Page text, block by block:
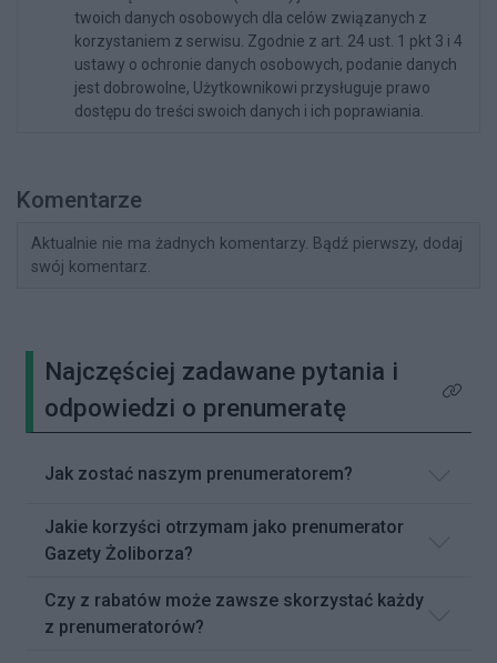
twoich danych osobowych dla celów związanych z
korzystaniem z serwisu. Zgodnie z art. 24 ust. 1 pkt 3 i 4
ustawy o ochronie danych osobowych, podanie danych
jest dobrowolne, Użytkownikowi przysługuje prawo
dostępu do treści swoich danych i ich poprawiania.
Komentarze
Aktualnie nie ma żadnych komentarzy. Bądź pierwszy, dodaj
swój komentarz.
Najczęściej zadawane pytania i
odpowiedzi o prenumeratę
Kliknij
Jak zostać naszym prenumeratorem?
Jakie korzyści otrzymam jako prenumerator
Gazety Żoliborza?
Czy z rabatów może zawsze skorzystać każdy
z prenumeratorów?